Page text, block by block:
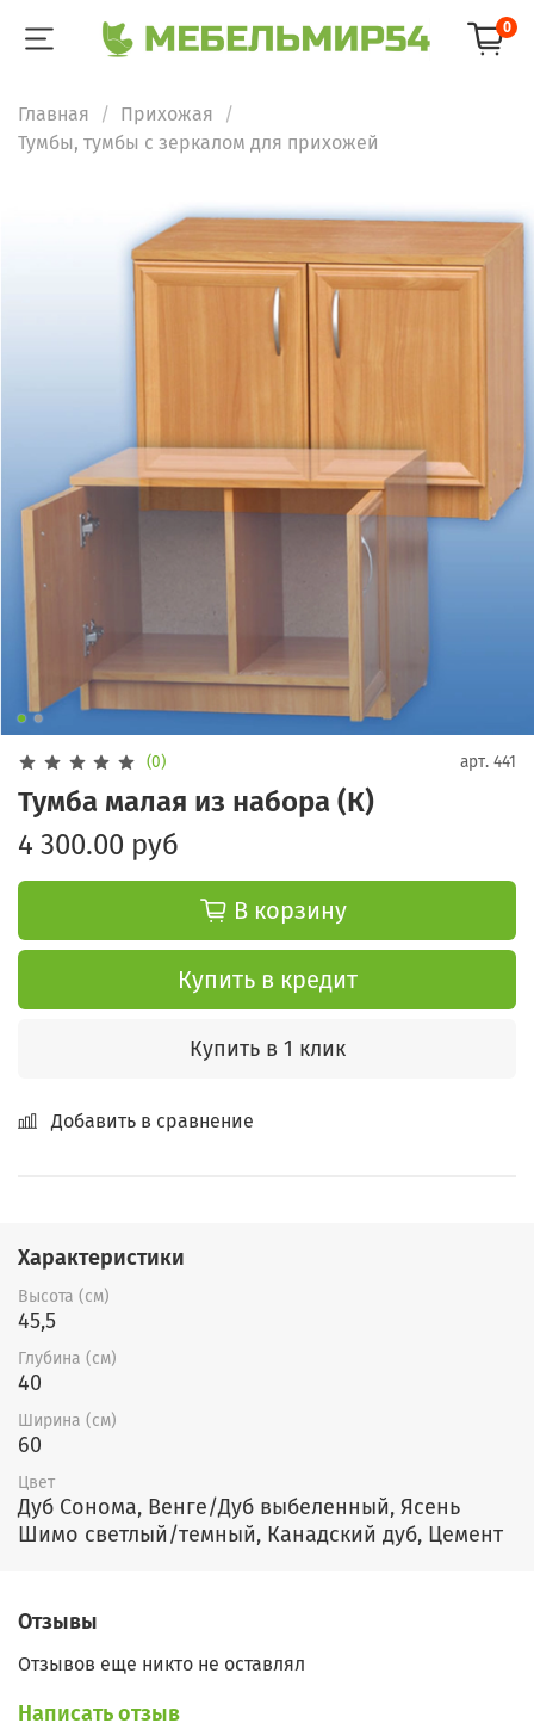
0
Главная
Прихожая
Тумбы, тумбы с зеркалом для прихожей
(0) арт. 441
Тумба малая из набора (К)
4 300.00 руб
В корзину
Купить в кредит
Купить в 1 клик
Добавить в сравнение
Характеристики
Высота (см)
45,5
Глубина (см)
40
Ширина (см)
60
Цвет
Дуб Сонома, Венге/Дуб выбеленный, Ясень
Шимо светлый/темный, Канадский дуб, Цемент
Отзывы
Отзывов еще никто не оставлял
Написать отзыв